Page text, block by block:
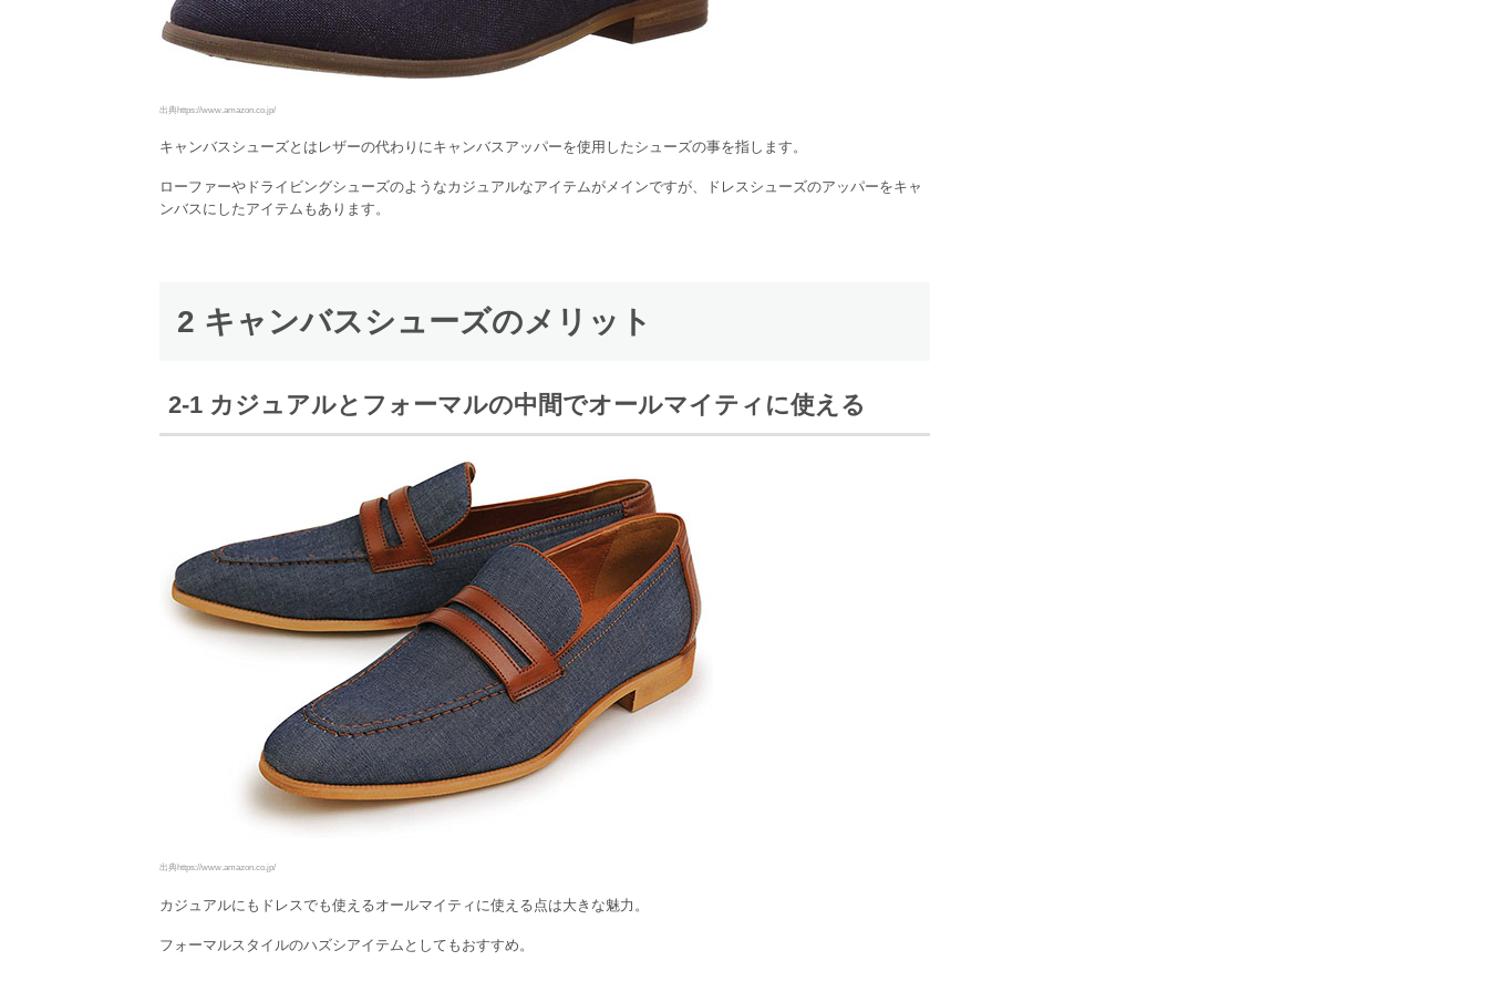
出典https://www.amazon.co.jp/
キャンバスシューズとはレザーの代わりにキャンバスアッパーを使用したシューズの事を指します。
ローファーやドライビングシューズのようなカジュアルなアイテムがメインですが、ドレスシューズのアッパーをキャ
ンバスにしたアイテムもあります。
2 キャンバスシューズのメリット
2-1 カジュアルとフォーマルの中間でオールマイティに使える
出典https://www.amazon.co.jp/
カジュアルにもドレスでも使えるオールマイティに使える点は大きな魅力。
フォーマルスタイルのハズシアイテムとしてもおすすめ。